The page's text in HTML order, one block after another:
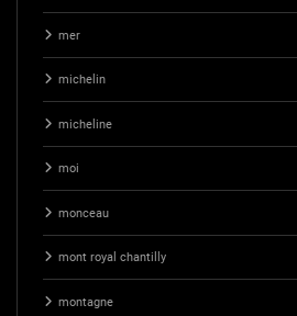
mer
michelin
micheline
moi
monceau
mont royal chantilly
montagne